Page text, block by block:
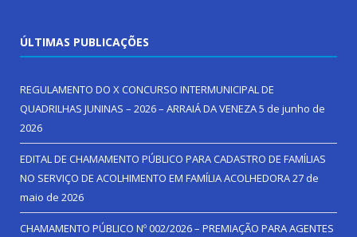
ÚLTIMAS PUBLICAÇÕES
REGULAMENTO DO X CONCURSO INTERMUNICIPAL DE
QUADRILHAS JUNINAS – 2026 – ARRAIÁ DA VENEZA5 de junho de
2026
EDITAL DE CHAMAMENTO PÚBLICO PARA CADASTRO DE FAMÍLIAS
NO SERVIÇO DE ACOLHIMENTO EM FAMÍLIA ACOLHEDORA27 de
maio de 2026
CHAMAMENTO PÚBLICO Nº 002/2026 – PREMIAÇÃO PARA AGENTES